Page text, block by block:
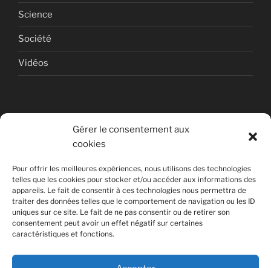
Gérer le consentement aux
cookies
Pour offrir les meilleures expériences, nous utilisons des technologies
telles que les cookies pour stocker et/ou accéder aux informations des
appareils. Le fait de consentir à ces technologies nous permettra de
traiter des données telles que le comportement de navigation ou les ID
uniques sur ce site. Le fait de ne pas consentir ou de retirer son
consentement peut avoir un effet négatif sur certaines
caractéristiques et fonctions.
Science
Société
Vidéos
© Copyright Quentin PETITEVILLE
France - 2008 - 2025
All Rights Reserved
Non affilié à la SACEM